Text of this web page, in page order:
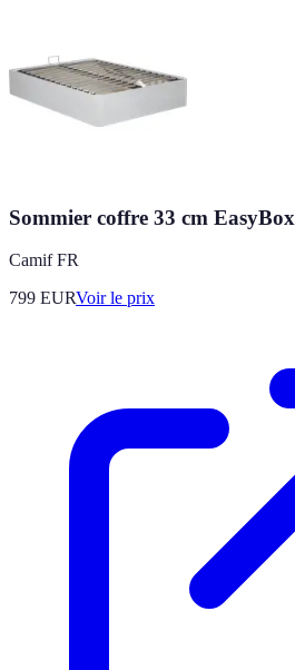
Sommier coffre 33 cm EasyBox
Camif FR
799 EURVoir le prix